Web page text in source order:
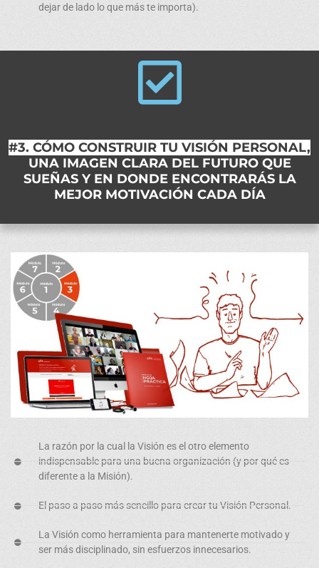
dejar de lado lo que más te importa).
#3. CÓMO CONSTRUIR TU VISIÓN PERSONAL,
UNA IMAGEN CLARA DEL FUTURO QUE
SUEÑAS Y EN DONDE ENCONTRARÁS LA
MEJOR MOTIVACIÓN CADA DÍA
La razón por la cual la Visión es el otro elemento
indispensablepara una buena organización (y por qué es
diferente a la Misión).
El paso a paso más sencillo para crear tu Visión Personal.
La Visión como herramienta para mantenerte motivadoy
ser más disciplinado, sin esfuerzos innecesarios.